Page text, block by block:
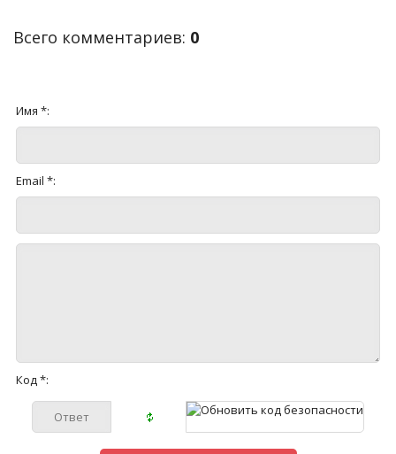
Всего комментариев: 0
Имя *:
Email *:
Код *: